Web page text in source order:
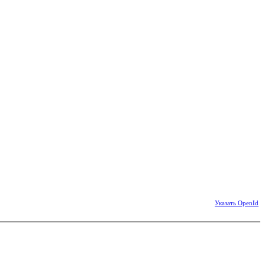
Указать OpenId